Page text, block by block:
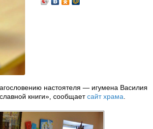
настоятеля — игумена Василия
книги», сообщаетсайт храма.